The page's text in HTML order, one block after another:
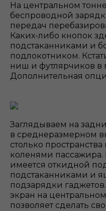
На центральном
беспроводной
передач
Каких-либо кнопок
подстаканниками и
подлокотником.
ниш и футлярчиков в
Дополнительная
Заглядываем на
в среднеразмерном
столько
коленями
имеется откидной
подстаканниками и
подзарядки
экран на
позволяет сделать